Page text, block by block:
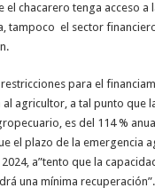
el chacarero tenga acceso a
tampoco el sector
restricciones para el
al agricultor, a tal punto que
es del 114 %
el plazo de la emergencia
a”tento que la
una mínima recuperación”.